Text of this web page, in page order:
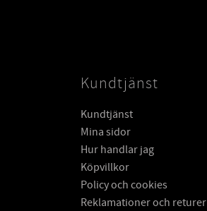
Kundtjänst
Kundtjänst
Mina sidor
Hur handlar jag
Köpvillkor
Policy och cookies
Reklamationer och returer